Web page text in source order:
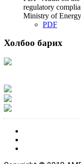
regulatory
Ministry of
PDF
Холбоо барих